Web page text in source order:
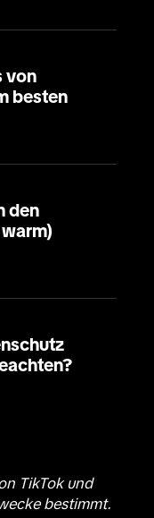
von
besten
den
TikTok und
bestimmt.